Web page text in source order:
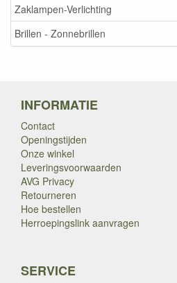
Zaklampen-Verlichting
Brillen - Zonnebrillen
INFORMATIE
Contact
Openingstijden
Onze winkel
Leveringsvoorwaarden
AVG Privacy
Retourneren
Hoe bestellen
Herroepingslink aanvragen
SERVICE